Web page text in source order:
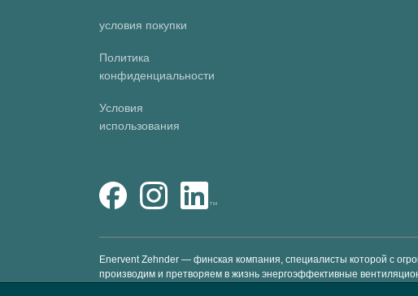
условия покупки
Политика
конфиденциальности
Условия
использования
Enervent Zehnder — финская компания, специалисты которой с
производим и претворяем в жизнь энергоэффективные